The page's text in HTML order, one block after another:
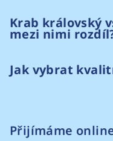
Krab královský
mezi nimi
Jak vybrat
Přijímáme